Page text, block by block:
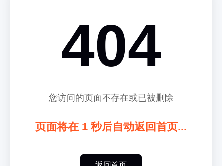
404
您访问的页面不存在或已被删除
页面将在 1 秒后自动返回首页...